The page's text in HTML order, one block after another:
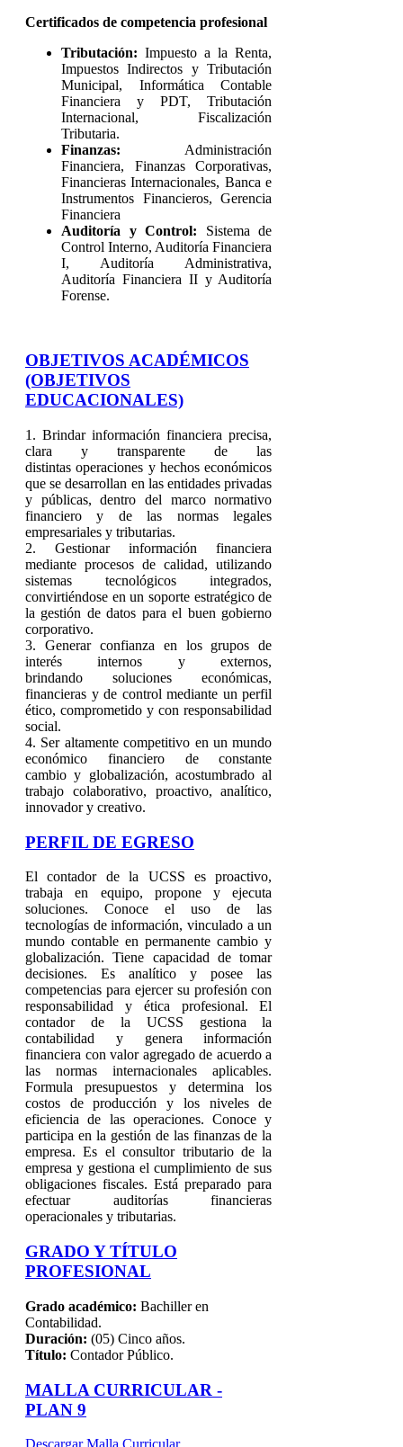
Certificados de competencia profesional
Tributación: Impuesto a la Renta,
Impuestos Indirectos y Tributación
Municipal, Informática Contable
Financiera y PDT, Tributación
Internacional, Fiscalización
Tributaria.
Finanzas: Administración
Financiera, Finanzas Corporativas,
Financieras Internacionales, Banca e
Instrumentos Financieros, Gerencia
Financiera
Auditoría y Control: Sistema de
Control Interno, Auditoría Financiera
I, Auditoría Administrativa,
Auditoría Financiera II y Auditoría
Forense.
OBJETIVOS ACADÉMICOS
(OBJETIVOS
EDUCACIONALES)
1. Brindar información financiera precisa,
clara y transparente de las
distintasoperaciones y hechos económicos
que se desarrollan en las entidades privadas
y públicas, dentro del marco normativo
financiero y de las normas legales
empresariales y tributarias.
2. Gestionar información financiera
mediante procesos de calidad, utilizando
sistemastecnológicos integrados,
convirtiéndose en un soporte estratégico de
la gestión dedatos para el buen gobierno
corporativo.
3. Generar confianza en los grupos de
interés internos y externos,
brindandosoluciones económicas,
financieras y de control mediante un perfil
ético,comprometido y con responsabilidad
social.
4. Ser altamente competitivo en un mundo
económico financiero de constante
cambioy globalización, acostumbrado al
trabajo colaborativo, proactivo, analítico,
innovadory creativo.
PERFIL DE EGRESO
El contador de la UCSS es proactivo,
trabaja en equipo, propone y ejecuta
soluciones. Conoce el uso de las
tecnologías de información, vinculado a un
mundo contable en permanente cambio y
globalización. Tiene capacidad de tomar
decisiones. Es analítico y posee las
competencias para ejercer su profesión con
responsabilidad y ética profesional. El
contador de la UCSS gestiona la
contabilidad y genera información
financiera con valor agregado de acuerdo a
las normas internacionales aplicables.
Formula presupuestos y determina los
costos de producción y los niveles de
eficiencia de las operaciones. Conoce y
participa en la gestión de las finanzas de la
empresa. Es el consultor tributario de la
empresa y gestiona el cumplimiento de sus
obligaciones fiscales. Está preparado para
efectuar auditorías financieras
operacionales y tributarias.
GRADO Y TÍTULO
PROFESIONAL
Grado académico: Bachiller en
Contabilidad.
Duración: (05) Cinco años.
Título: Contador Público.
MALLA CURRICULAR -
PLAN 9